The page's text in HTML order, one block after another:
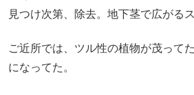
見つけ次第、除去。地下茎で広がる
ご近所では、ツル性の植物が茂って
になってた。